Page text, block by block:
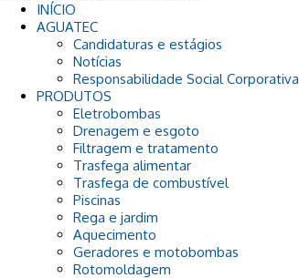
INÍCIO
AGUATEC
Candidaturas e estágios
Notícias
Responsabilidade Social Corporativa
PRODUTOS
Eletrobombas
Drenagem e esgoto
Filtragem e tratamento
Trasfega alimentar
Trasfega de combustível
Piscinas
Rega e jardim
Aquecimento
Geradores e motobombas
Rotomoldagem